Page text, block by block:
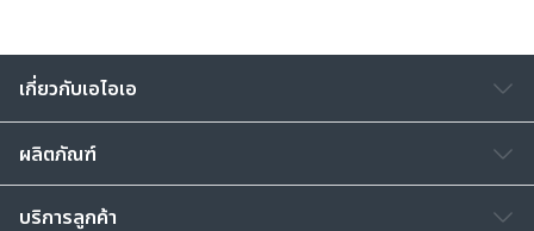
เกี่ยวกับเอไอเอ
ผลิตภัณฑ์
บริการลูกค้า